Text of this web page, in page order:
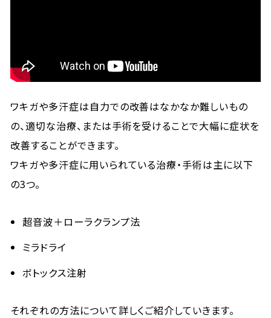
ワキガや多汗症は自力での改善はなかなか難しいもの
の、適切な治療、または手術を受けることで大幅に症状を
改善することができます。
ワキガや多汗症に用いられている治療・手術は主に以下
の3つ。
超音波＋ローラクランプ法
ミラドライ
ボトックス注射
それぞれの方法について詳しくご紹介していきます。